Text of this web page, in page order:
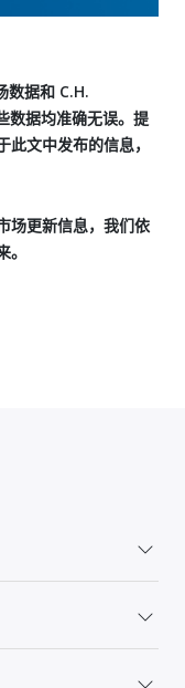
数据和 C.H.
数据均准确无误。提
文中发布的信息，
场更新信息，我们依